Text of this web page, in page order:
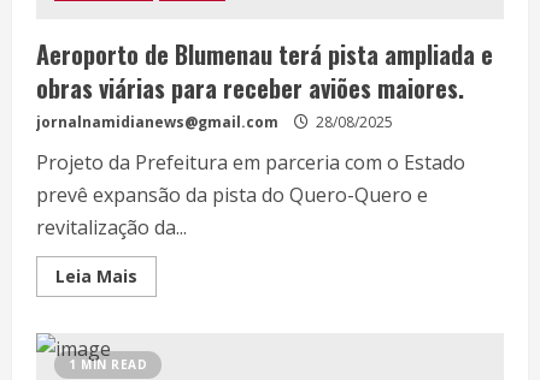
Aeroporto de Blumenau terá pista ampliada e
obras viárias para receber aviões maiores.
jornalnamidianews@gmail.com 28/08/2025
Projeto da Prefeitura em parceria com o Estado
prevê expansão da pista do Quero-Quero e
revitalização da...
Leia Mais
1 MIN READ